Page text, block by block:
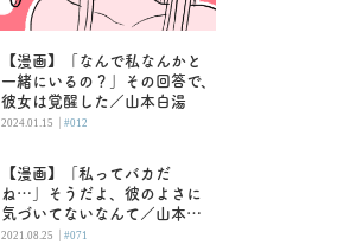
【漫画】「なんで私なんかと
一緒にいるの？」その回答で、
彼女は覚醒した／山本白湯
2024.01.15 | #012
【漫画】「私ってバカだ
ね…」そうだよ、彼のよさに
気づいてないなんて／山本白
湯
2021.08.25 | #071